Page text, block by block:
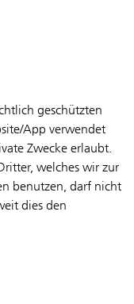
geschützten
App verwendet
Zwecke erlaubt.
welches wir zur
benutzen, darf nicht
dies den